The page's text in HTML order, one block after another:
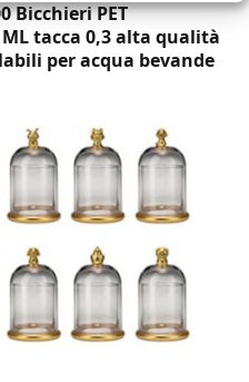
Bicchieri PET
tacca 0,3 alta qualità
per acqua bevande